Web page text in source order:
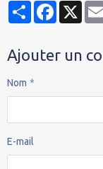
PartagerFacebook
X
Ajouter un
Nom
E-mail